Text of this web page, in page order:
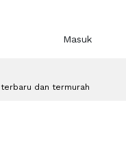
Masuk
terbaru dan termurah